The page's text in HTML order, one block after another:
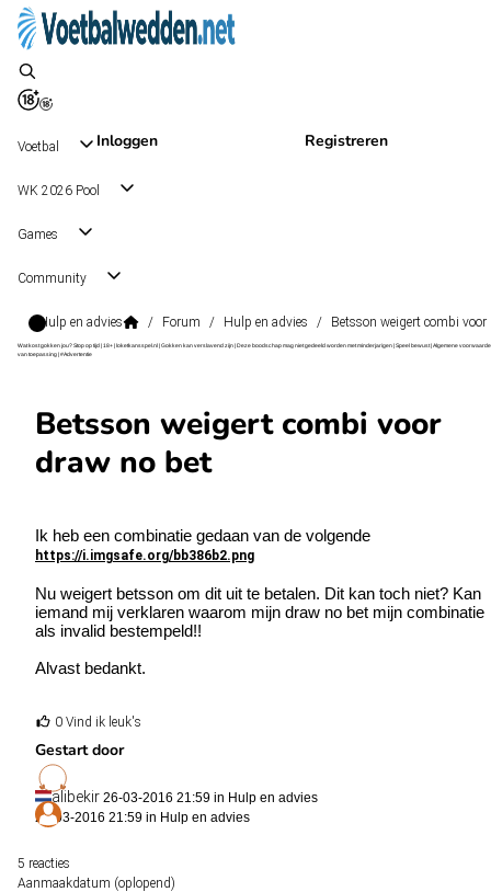
Inloggen Registreren
Voetbal
WK 2026 Pool
Games
Community
Hulp en advies / Forum / Hulp en advies / Betsson weigert combi voor
Wat kost gokken jou? Stop op tijd | 18+ | loketkansspel.nl | Gokken kan verslavend zijn | Deze boodschap mag niet gedeeld worden met minderjarigen | Speel bewust | Algemene
van toepassing | #Advertentie
Betsson weigert combi voor
draw no bet
Ik heb een combinatie gedaan van de volgende
https://i.imgsafe.org/bb386b2.png
Nu weigert betsson om dit uit te betalen. Dit kan toch niet? Kan
iemand mij verklaren waarom mijn draw no bet mijn combinatie
als invalid bestempeld!!
Alvast bedankt.
0 Vind ik leuk's
Gestart door
alibekir 26-03-2016 21:59 in Hulp en advies
26-03-2016 21:59 in Hulp en advies
5 reacties
Aanmaakdatum (oplopend)